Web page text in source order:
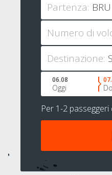
Partenza:
Numero di
Destinazione:
06.08
Oggi
Per 1-2 passeggeri